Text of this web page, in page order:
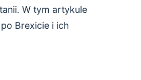
W tym artykule
Brexicie i ich